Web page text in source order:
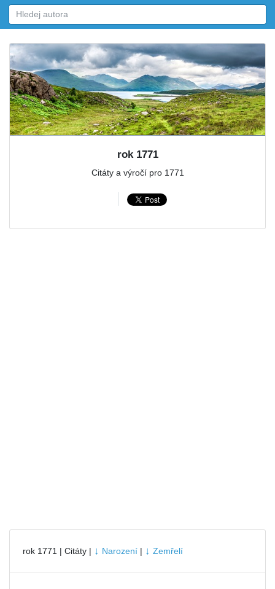
rok 1771
Citáty a výročí pro 1771
rok 1771 | Citáty | ↓ Narození | ↓ Zemřelí